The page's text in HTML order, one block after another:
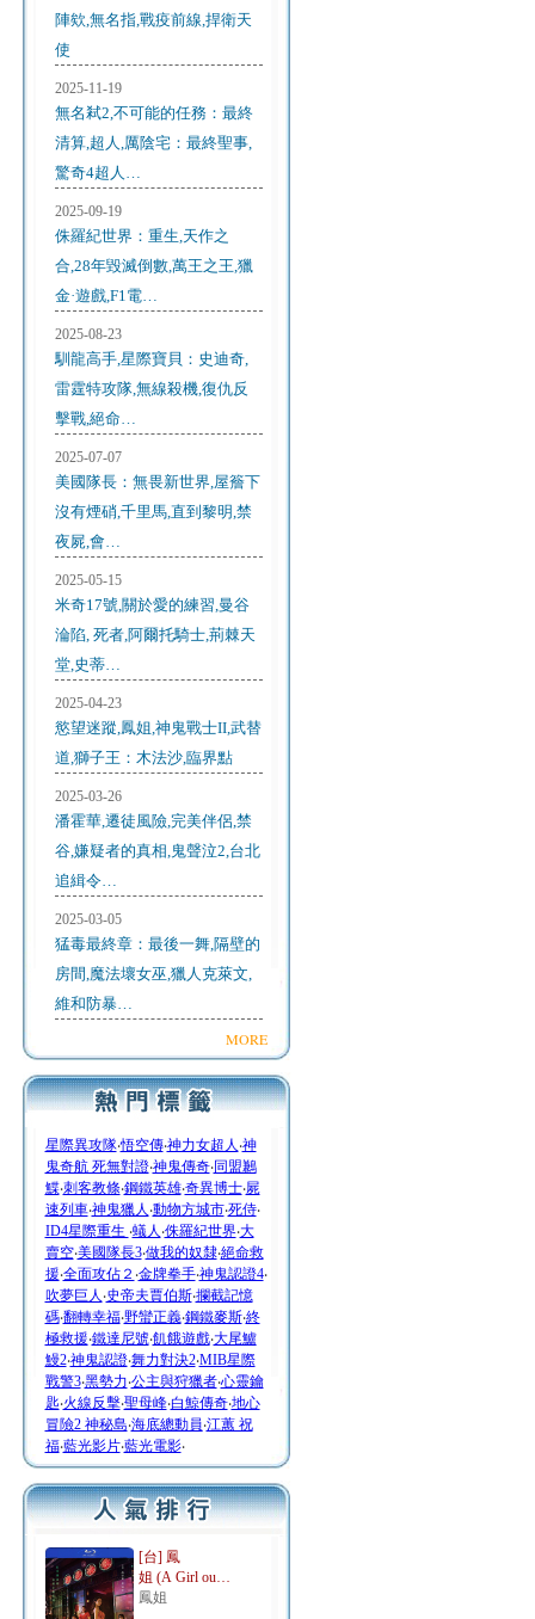
陣欸,無名指,戰疫前線,捍衛天
使
2025-11-19
無名弒2,不可能的任務：最終
清算,超人,厲陰宅：最終聖事,
驚奇4超人…
2025-09-19
侏羅紀世界：重生,天作之
合,28年毀滅倒數,萬王之王,獵
金·遊戲,F1電…
2025-08-23
馴龍高手,星際寶貝：史迪奇,
雷霆特攻隊,無線殺機,復仇反
擊戰,絕命…
2025-07-07
美國隊長：無畏新世界,屋簷下
沒有煙硝,千里馬,直到黎明,禁
夜屍,會…
2025-05-15
米奇17號,關於愛的練習,曼谷
淪陷, 死者,阿爾托騎士,荊棘天
堂,史蒂…
2025-04-23
慾望迷蹤,鳳姐,神鬼戰士II,武替
道,獅子王：木法沙,臨界點
2025-03-26
潘霍華,遷徒風險,完美伴侶,禁
谷,嫌疑者的真相,鬼聲泣2,台北
追緝令…
2025-03-05
猛毒最終章：最後一舞,隔壁的
房間,魔法壞女巫,獵人克萊文,
維和防暴…
MORE
星際異攻隊‧悟空傳‧神力女超人 ‧神
鬼奇航 死無對證‧神鬼傳奇‧同盟鶼
鰈‧刺客教條‧鋼鐵英雄‧奇異博士‧屍
速列車‧神鬼獵人 ‧動物方城市‧死侍‧
ID4星際重生 ‧蟻人 ‧侏羅紀世界‧大
賣空‧美國隊長3‧做我的奴隸‧絕命救
援‧全面攻佔２ ‧金牌拳手‧神鬼認證4‧
吹夢巨人 ‧史帝夫賈伯斯‧攔截記憶
碼‧翻轉幸福‧野蠻正義‧鋼鐵麥斯‧終
極救援‧鐵達尼號‧飢餓遊戲‧大尾鱸
鰻2‧神鬼認證‧舞力對決2‧MIB星際
戰警3‧黑勢力‧公主與狩獵者‧心靈鑰
匙‧火線反擊‧聖母峰‧白鯨傳奇‧地心
冒險2 神秘島‧海底總動員‧江蕙 祝
福‧藍光影片‧藍光電影‧
[台] 鳳
姐 (A Girl ou…
鳳姐